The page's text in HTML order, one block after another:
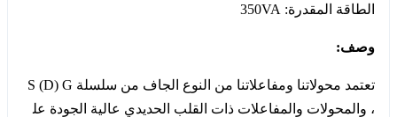
الطاقة المقدرة: 350VA
وصف:
تعتمد محولاتنا ومفاعلاتنا من النوع الجاف من سلسلة S (D) G
، والمحولات والمفاعلات ذات القلب الحديدي عالية الجودة عل